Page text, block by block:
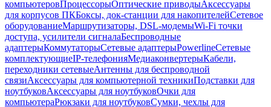
компьютеровПроцессорыОптические приводыАксессуары
для корпусов ПКБоксы, док-станции для накопителейСетевое
оборудованиеМаршрутизаторы, DSL-модемыWi-Fi точки
доступа, усилители сигналаБеспроводные
адаптерыКоммутаторыСетевые адаптерыPowerlineСетевые
комплектующиеIP-телефонияМедиаконвертерыКабели,
переходники сетевыеАнтенны для беспроводной
связиАксессуары для компьютерной техникиПодставки для
ноутбуковАксессуары для ноутбуковОчки для
компьютераРюкзаки для ноутбуковСумки, чехлы для